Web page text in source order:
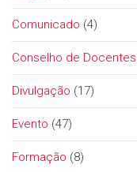
Comunicado (4)
Conselho de Docentes
Divulgação (17)
Evento (47)
Formação (8)